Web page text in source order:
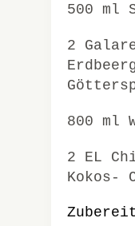
500 ml
2
800 ml
2 EL
Kokos-